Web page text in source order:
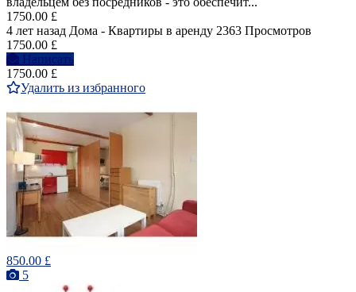
1750.00 £
4 лет назад Дома - Квартиры в аренду 2363 Просмотров
1750.00 £
Написать
1750.00 £
Удалить из избранного
850.00 £
5